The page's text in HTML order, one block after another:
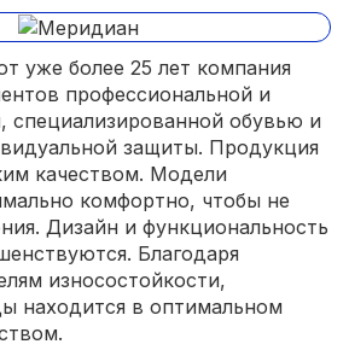
уже более 25 лет компания
профессиональной и
специализированной обувью и
защиты. Продукция
качеством. Модели
комфортно, чтобы не
Дизайн и функциональность
Благодаря
износостойкости,
находится в оптимальном